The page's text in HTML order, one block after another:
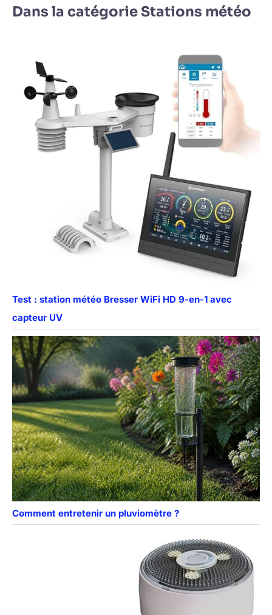
Dans la catégorie Stations météo
Test : station météo Bresser WiFi HD 9-en-1 avec
capteur UV
Comment entretenir un pluviomètre ?